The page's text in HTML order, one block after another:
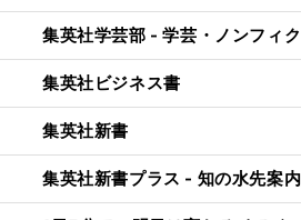
集英社学芸部 - 学芸・ノンフィ
集英社ビジネス書
集英社新書
集英社新書プラス - 知の水先案